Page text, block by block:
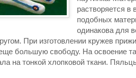
растворяется в
подобных
одинакова для
При изготовлении кружев
большую свободу. На освоение
на тонкой хлопковой ткани.